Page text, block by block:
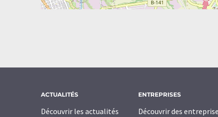
ACTUALITÉS
Découvrir les actualités
ENTREPRISES
Découvrir des